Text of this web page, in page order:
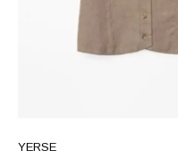
YERSE